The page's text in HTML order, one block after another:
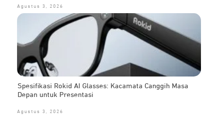
Agustus 3, 2026
Spesifikasi Rokid AI Glasses: Kacamata Canggih Masa
Depan untuk Presentasi
Agustus 3, 2026